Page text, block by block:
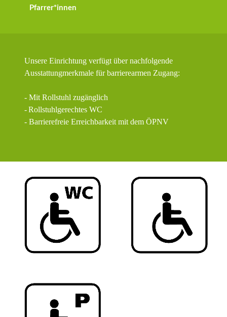
Pfarrer*innen
Unsere Einrichtung verfügt über nachfolgende
Ausstattungmerkmale für barrierearmen Zugang:
- Mit Rollstuhl zugänglich
-Rollstuhlgerechtes WC
- Barrierefreie Erreichbarkeit mit dem ÖPNV